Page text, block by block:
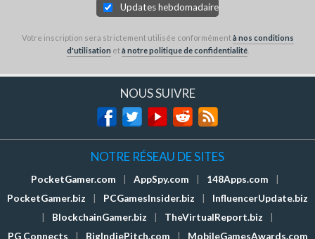
Updates hebdomadaires
Votre inscription sera strictement utilisée conformémentà nos conditions
d'utilisation età notre politique de confidentialité.
NOUS SUIVRE
NOTRE RÉSEAU DE SITES
PocketGamer.com | AppSpy.com | 148Apps.com
|
PocketGamer.biz
| PCGamesInsider.biz |
InfluencerUpdate.biz
|
BlockchainGamer.biz | TheVirtualReport.biz
|
PG Connects
| BigIndiePitch.com | MobileGamesAwards.com